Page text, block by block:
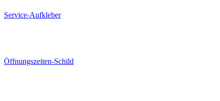
Service-Aufkleber
Öffnungszeiten-Schild